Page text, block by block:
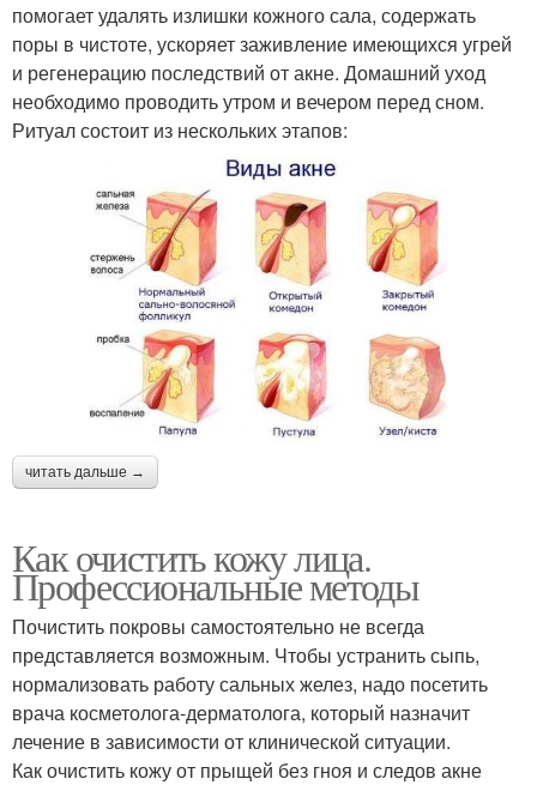
помогает удалять излишки кожного сала, содержать
поры в чистоте, ускоряет заживление имеющихся угрей
и регенерацию последствий от акне. Домашний уход
необходимо проводить утром и вечером перед сном.
Ритуал состоит из нескольких этапов:
читать дальше →
Как очистить кожу лица.
Профессиональные методы
Почистить покровы самостоятельно не всегда
представляется возможным. Чтобы устранить сыпь,
нормализовать работу сальных желез, надо посетить
врача косметолога-дерматолога, который назначит
лечение в зависимости от клинической ситуации.
Как очистить кожу от прыщей без гноя и следов акне